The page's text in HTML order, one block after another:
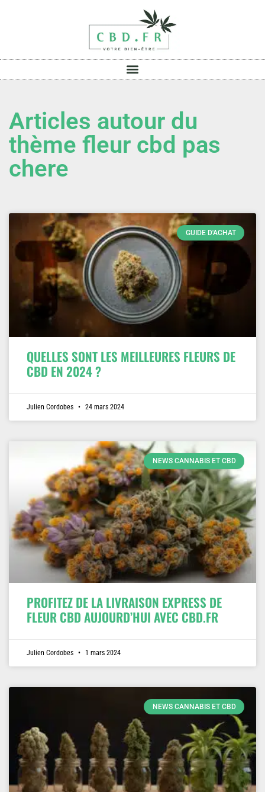
Articles autour du
thème fleur cbd pas
chere
GUIDE D'ACHAT
QUELLES SONT LES MEILLEURES FLEURS DE
CBD EN 2024 ?
Julien Cordobes 24 mars 2024
NEWS CANNABIS ET CBD
PROFITEZ DE LA LIVRAISON EXPRESS DE
FLEUR CBD AUJOURD’HUI AVEC CBD.FR
Julien Cordobes 1 mars 2024
NEWS CANNABIS ET CBD